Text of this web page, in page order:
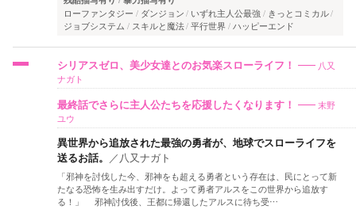
ローファンタジー ダンジョン いずれ主人公最強
きっとコミカル
ジョブシステム
スキルと魔法 平行世界 ハッピーエンド
シリアスゼロ、美少女達とのお気楽スローライフ！
八又
ナガト
最終話でさらに主人公たちを応援したくなります！
末野
ユウ
異世界から追放された最強の勇者が、地球でスローライフを
送るお話。 ／八又ナガト
「邪神を討伐した今、邪神をも超える勇者という存在は、民にとって新
たなる恐怖を生み出すだけ。よって勇者アルスをこの世界から追放す
る！」 邪神討伐後、王都に帰還したアルスに待ち受…